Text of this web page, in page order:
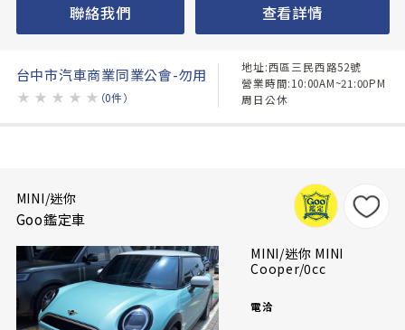
聯絡我們 查看詳情
台中市汽車商業同業公會-勿用
★ ★ ★ ★ ★ （0件）
地址:西區三民西路52號
營業時間:10:00AM~21:00PM
周日公休
MINI/迷你
Goo鑑定車
MINI/迷你 MINI
Cooper/0cc
電洽